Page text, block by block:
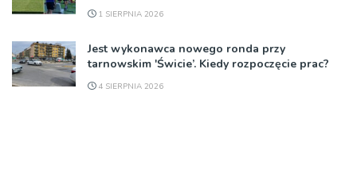
1 SIERPNIA 2026
Jest wykonawca nowego ronda przy
tarnowskim 'Świcie’. Kiedy rozpoczęcie prac?
4 SIERPNIA 2026